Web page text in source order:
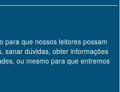
para que nossos leitores possam
sanar dúvidas, obter informações
ou mesmo para que entremos